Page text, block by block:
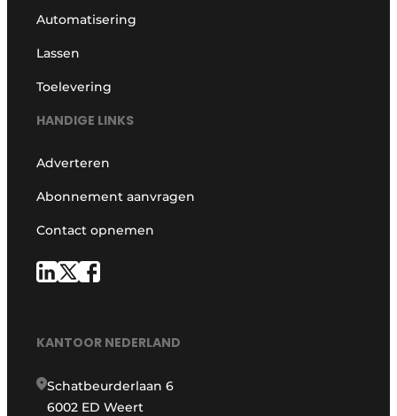
Automatisering
Lassen
Toelevering
HANDIGE LINKS
Adverteren
Abonnement aanvragen
Contact opnemen
KANTOOR NEDERLAND
Schatbeurderlaan 6
6002 ED Weert